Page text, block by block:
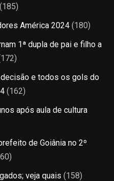
(185)
América 2024 (180)
1ª dupla de pai e filho a
e todos os gols do
(162)
após aula de cultura
de Goiânia no 2º
veja quais (158)